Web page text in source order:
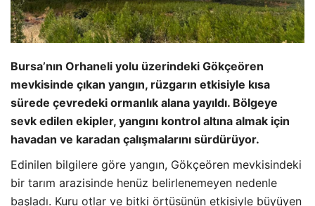
Bursa’nın Orhaneli yolu üzerindeki Gökçeören
mevkisinde çıkan yangın, rüzgarın etkisiyle kısa
sürede çevredeki ormanlık alana yayıldı. Bölgeye
sevk edilen ekipler, yangını kontrol altına almak için
havadan ve karadan çalışmalarını sürdürüyor.
Edinilen bilgilere göre yangın, Gökçeören mevkisindeki
bir tarım arazisinde henüz belirlenemeyen nedenle
başladı. Kuru otlar ve bitki örtüsünün etkisiyle büyüyen